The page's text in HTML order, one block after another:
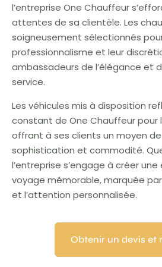
l’entreprise One Chauffeur
attentes de sa clientèle. Les
soigneusement sélectionnés
professionnalisme et leur
ambassadeurs de l’élégance et
service.
Les véhicules mis à disposition
constant de One Chauffeur
offrant à ses clients un moyen
sophistication et commodité.
l’entreprise s’engage à créer
voyage mémorable, marquée
et l’attention personnalisée.
Obtenir un devis et